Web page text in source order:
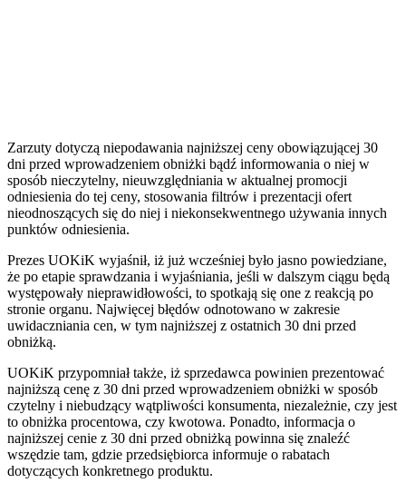
Zarzuty dotyczą niepodawania najniższej ceny obowiązującej 30
dni przed wprowadzeniem obniżki bądź informowania o niej w
sposób nieczytelny, nieuwzględniania w aktualnej promocji
odniesienia do tej ceny, stosowania filtrów i prezentacji ofert
nieodnoszących się do niej i niekonsekwentnego używania innych
punktów odniesienia.
Prezes UOKiK wyjaśnił, iż już wcześniej było jasno powiedziane,
że po etapie sprawdzania i wyjaśniania, jeśli w dalszym ciągu będą
występowały nieprawidłowości, to spotkają się one z reakcją po
stronie organu. Najwięcej błędów odnotowano w zakresie
uwidaczniania cen, w tym najniższej z ostatnich 30 dni przed
obniżką.
UOKiK przypomniał także, iż sprzedawca powinien prezentować
najniższą cenę z 30 dni przed wprowadzeniem obniżki w sposób
czytelny i niebudzący wątpliwości konsumenta, niezależnie, czy jest
to obniżka procentowa, czy kwotowa. Ponadto, informacja o
najniższej cenie z 30 dni przed obniżką powinna się znaleźć
wszędzie tam, gdzie przedsiębiorca informuje o rabatach
dotyczących konkretnego produktu.